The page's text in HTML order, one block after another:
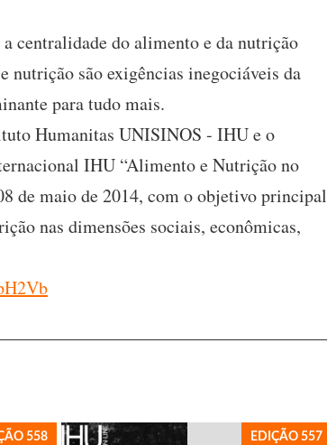
centralidade do alimento e da nutrição
nutrição são exigências inegociáveis da
para tudo mais.
Humanitas UNISINOS - IHU e o
IHU “Alimento e Nutrição no
de maio de 2014, com o objetivo principal
nas dimensões sociais, econômicas,
558 EDIÇÃO 557